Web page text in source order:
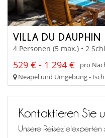
VILLA DU DAUPHIN
4 Personen (5 max.) • 2
529 € - 1 294 €
pro
Neapel und Umgebung -
Kontaktieren Sie
Unsere